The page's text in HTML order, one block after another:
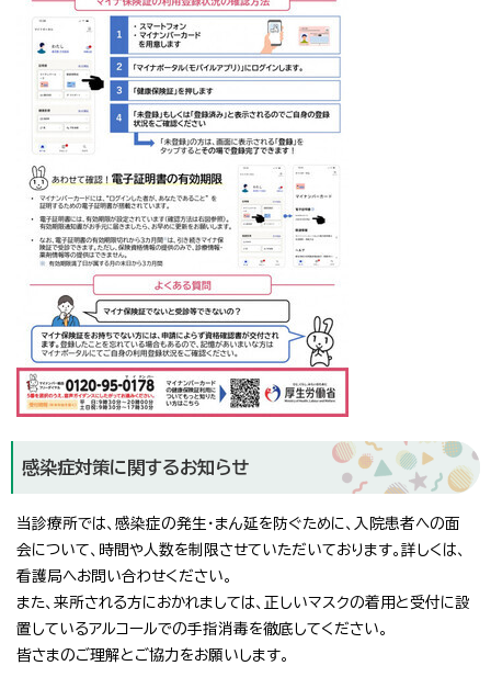
感染症対策に関するお知らせ
当診療所では、感染症の発生・まん延を防ぐために、入院患者への面
会について、時間や人数を制限させていただいております。詳しくは、
看護局へお問い合わせください。
また、来所される方におかれましては、正しいマスクの着用と受付に設
置しているアルコールでの手指消毒を徹底してください。
皆さまのご理解とご協力をお願いします。